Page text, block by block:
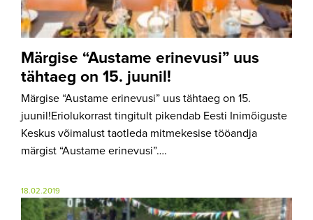
Märgise “Austame erinevusi” uus
tähtaeg on 15. juunil!
Märgise “Austame erinevusi” uus tähtaeg on 15.
juunil!Eriolukorrast tingitult pikendab Eesti Inimõiguste
Keskus võimalust taotleda mitmekesise tööandja
märgist “Austame erinevusi”….
18.02.2019